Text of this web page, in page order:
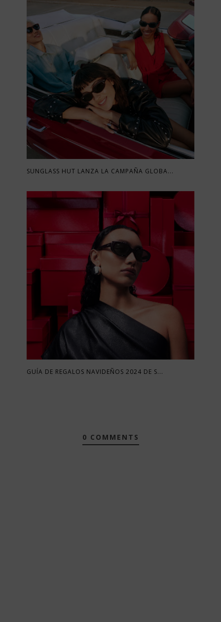
SUNGLASS HUT LANZA LA CAMPAÑA GLOBA...
GUÍA DE REGALOS NAVIDEÑOS 2024 DE S...
0 COMMENTS